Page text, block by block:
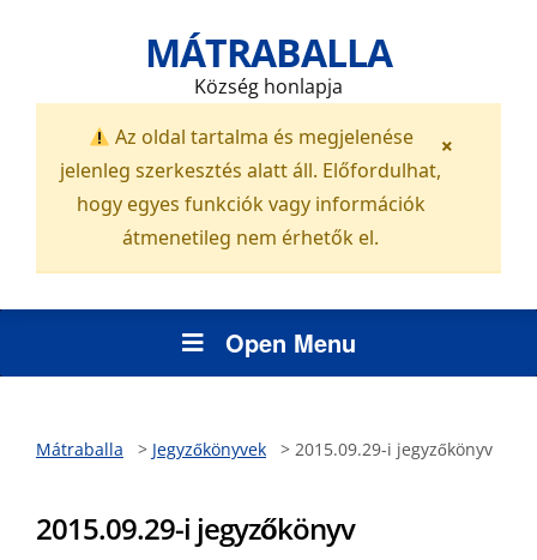
MÁTRABALLA
Község honlapja
Az oldal tartalma és megjelenése
jelenleg szerkesztés alatt áll. Előfordulhat,
hogy egyes funkciók vagy információk
átmenetileg nem érhetők el.
×
Open Menu
Mátraballa > Jegyzőkönyvek > 2015.09.29-i jegyzőkönyv
2015.09.29-i jegyzőkönyv